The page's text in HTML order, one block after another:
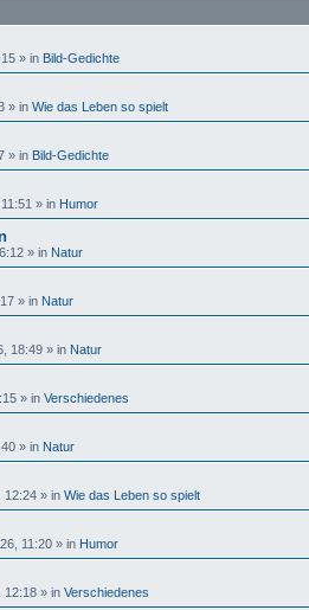
» in Bild-Gedichte
» in Wie das Leben so spielt
» in Bild-Gedichte
» in Humor
» in Natur
» in Natur
18:49 » in Natur
» in Verschiedenes
» in Natur
12:24 » in Wie das Leben so spielt
11:20 » in Humor
12:18 » in Verschiedenes